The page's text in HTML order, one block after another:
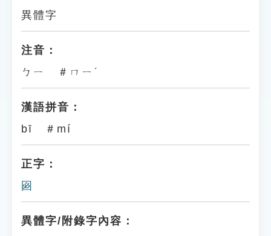
異體字
注音：
ㄅㄧ ＃ㄇㄧˊ
漢語拼音：
bī ＃mí
正字：
㘠
異體字/附錄字內容：